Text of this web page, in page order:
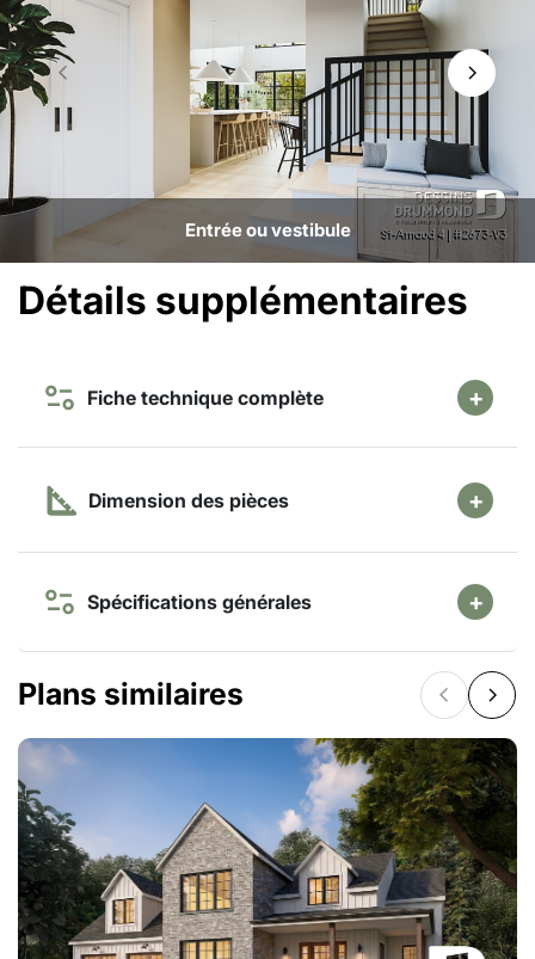
Entrée ou vestibule
Détails supplémentaires
Fiche technique complète
Dimension des pièces
Spécifications générales
Plans similaires